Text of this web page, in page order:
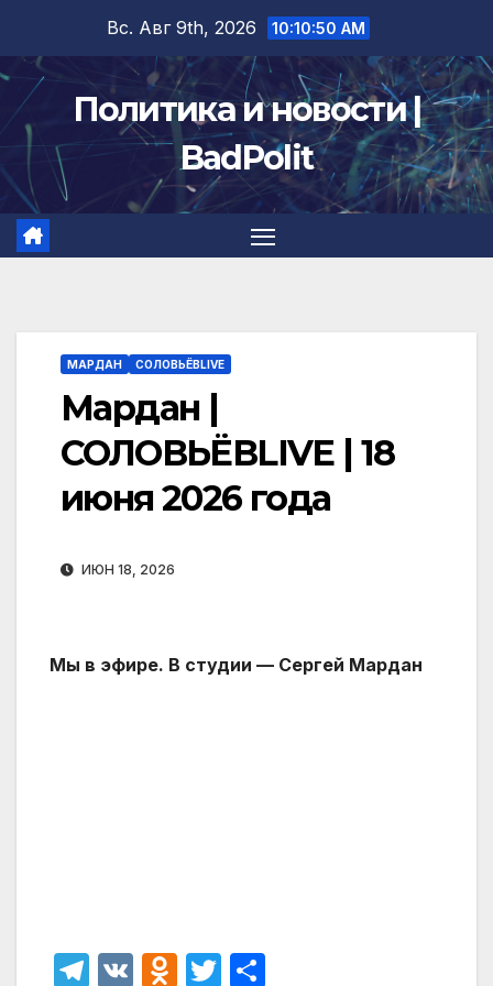
содержимому
Вс. Авг 9th, 2026 10:10:51 AM
Политика и новости |
BadPolit
МАРДАН СОЛОВЬЁВLIVE
Мардан |
СОЛОВЬЁВLIVE | 18
июня 2026 года
ИЮН 18, 2026
Мы в эфире. В студии — Сергей Мардан
T
V
O T